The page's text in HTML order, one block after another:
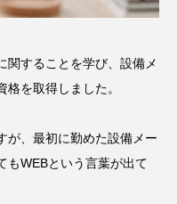
関することを学び、設備メ
を取得しました。
が、最初に勤めた設備メー
もWEBという言葉が出て